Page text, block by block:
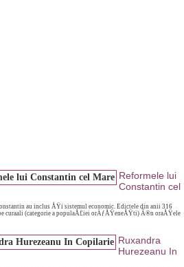
Reformele lui
Constantin cel
au inclus ÅŸi sistemul economic. Edictele din anii 316
curaali (categorie a populaÅ£iei orÄƒÅŸeneÅŸti) Ã®n oraÅŸele
Ruxandra
Hurezeanu In